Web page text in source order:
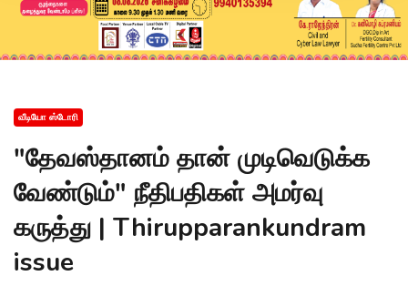
வீடியோ ஸ்டோரி
"தேவஸ்தானம் தான் முடிவெடுக்க
வேண்டும்" நீதிபதிகள் அமர்வு
கருத்து | Thirupparankundram
issue